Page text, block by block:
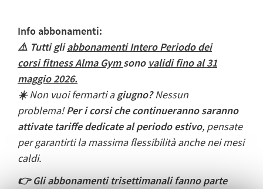
Info abbonamenti:
⚠️ Tutti gliabbonamenti Intero Periodo dei
corsi fitness Alma Gymsono validi fino al 31
maggio 2026.
☀️ Non vuoi fermarti agiugno?Nessun
problema!Per i corsi che continueranno saranno
attivate tariffe dedicate al periodo estivo, pensate
per garantirti la massima flessibilità anche nei mesi
caldi.
👉Gli abbonamenti trisettimanali fanno parte